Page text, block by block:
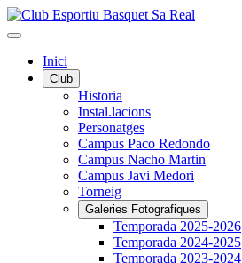
Inici
Club
Historia
Instal.lacions
Personatges
Campus Paco Redondo
Campus Nacho Martin
Campus Javi Medori
Torneig
Galeries Fotografiques
Temporada 2025-2026
Temporada 2024-2025
Temporada 2023-2024